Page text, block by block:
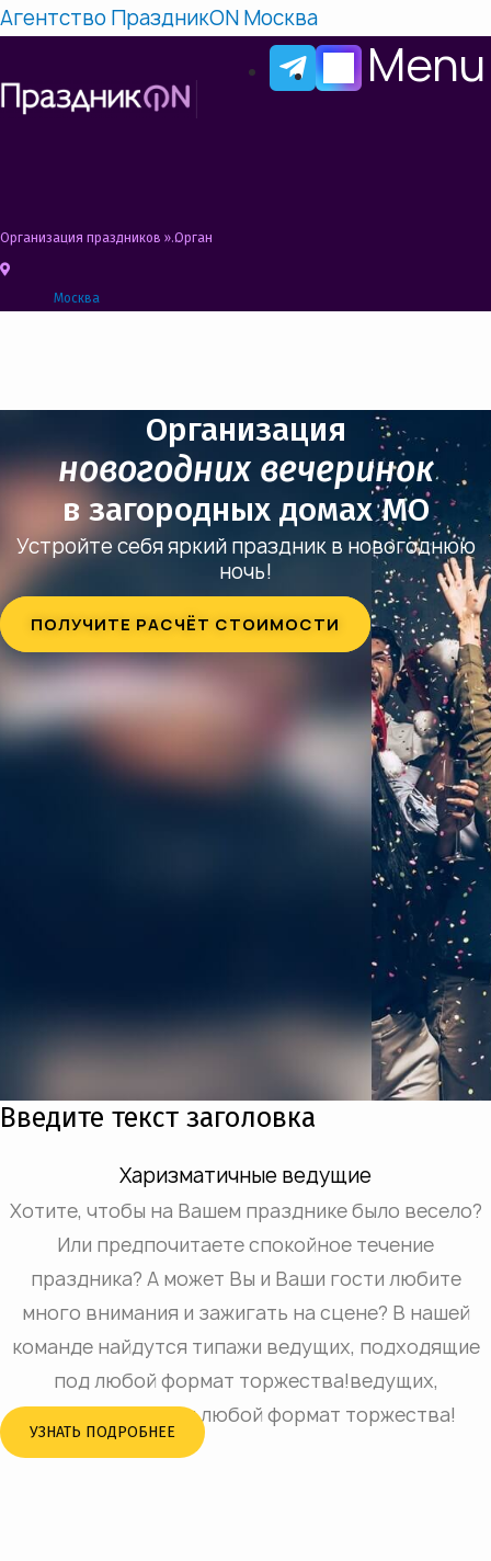
Агентство ПраздникON Москва
Menu
Организация праздников »Организация новогоднего праздника в
Москва
Организация
новогодних вечеринок
в загородных домах МО
Устройте себя яркий праздник в новогоднюю
ночь!
ПОЛУЧИТЕ РАСЧЁТ СТОИМОСТИ
Введите текст заголовка
Харизматичные ведущие
Хотите, чтобы на Вашем празднике было весело?
Или предпочитаете спокойное течение
праздника? А может Вы и Ваши гости любите
много внимания и зажигать на сцене? В нашей
команде найдутся типажи ведущих, подходящие
под любой формат торжества!ведущих,
подходящие под любой формат торжества!
УЗНАТЬ ПОДРОБНЕЕ